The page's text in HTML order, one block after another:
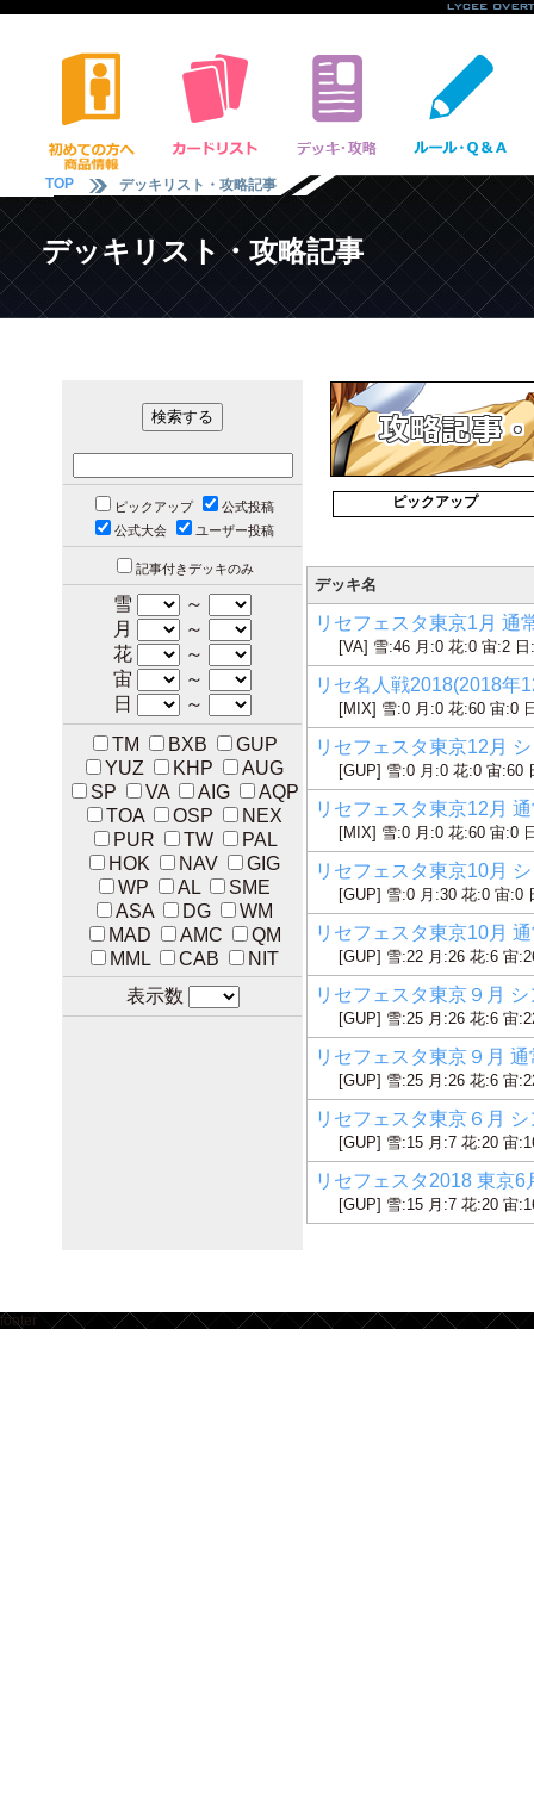
TOP デッキリスト・攻略記事
デッキリスト・攻略記事
ピックアップ
公式投稿
公式大会
ユーザー投稿
記事付きデッキのみ
雪
～
月
～
花
～
宙
～
日
～
TM
BXB
GUP
YUZ
KHP
AUG
SP
VA AIG
AQP
TOA
OSP
NEX
PUR
TW
PAL
HOK
NAV
GIG
WP
AL
SME
ASA
DG
WM
MAD
AMC
QM
MML
CAB
NIT
表示数
ピックアップ
デッキ名
リセフェスタ東京1月 通
[VA] 雪:46 月:0 花:0 宙:2
リセ名人戦2018(2018年
[MIX] 雪:0 月:0 花:60 宙:0
リセフェスタ東京12月
[GUP] 雪:0 月:0 花:0 宙:60
リセフェスタ東京12月
[MIX] 雪:0 月:0 花:60 宙:0
リセフェスタ東京10月
[GUP] 雪:0 月:30 花:0 宙:0
リセフェスタ東京10月
[GUP] 雪:22 月:26 花:6 宙
リセフェスタ東京９月
[GUP] 雪:25 月:26 花:6 宙
リセフェスタ東京９月
[GUP] 雪:25 月:26 花:6 宙
リセフェスタ東京６月
[GUP] 雪:15 月:7 花:20 宙
リセフェスタ2018 東京
[GUP] 雪:15 月:7 花:20 宙
footer